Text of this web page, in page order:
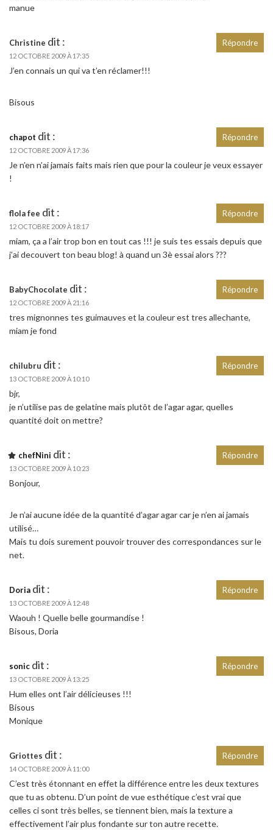
manue
Christine dit :
12 OCTOBRE 2009 À 17:35
J’en connais un qui va t’en réclamer!!!
Bisous
Répondre
chapot dit :
12 OCTOBRE 2009 À 17:36
Je n’en n’ai jamais faits mais rien que pour la couleur je veux essayer
!
Répondre
flola fee dit :
12 OCTOBRE 2009 À 18:17
miam, ça a l’air trop bon en tout cas !!! je suis tes essais depuis que
j’ai decouvert ton beau blog! à quand un 3è essai alors ???
Répondre
BabyChocolate dit :
12 OCTOBRE 2009 À 21:16
tres mignonnes tes guimauves et la couleur est tres allechante,
miam je fond
Répondre
chilubru dit :
13 OCTOBRE 2009 À 10:10
bjr,
je n’utilise pas de gelatine mais plutôt de l’agar agar, quelles
quantité doit on mettre?
Répondre
chefNini dit :
13 OCTOBRE 2009 À 10:23
Bonjour,
Je n’ai aucune idée de la quantité d’agar agar car je n’en ai jamais
utilisé…
Mais tu dois surement pouvoir trouver des correspondances sur le
net.
Répondre
Doria dit :
13 OCTOBRE 2009 À 12:48
Waouh ! Quelle belle gourmandise !
Bisous, Doria
Répondre
sonic dit :
13 OCTOBRE 2009 À 13:25
Hum elles ont l’air délicieuses !!!
Bisous
Monique
Répondre
Griottes dit :
14 OCTOBRE 2009 À 11:00
C’est très étonnant en effet la différence entre les deux textures
que tu as obtenu. D’un point de vue esthétique c’est vrai que
celles ci sont très belles, se tiennent bien, mais la texture a
effectivement l’air plus fondante sur ton autre recette.
Répondre